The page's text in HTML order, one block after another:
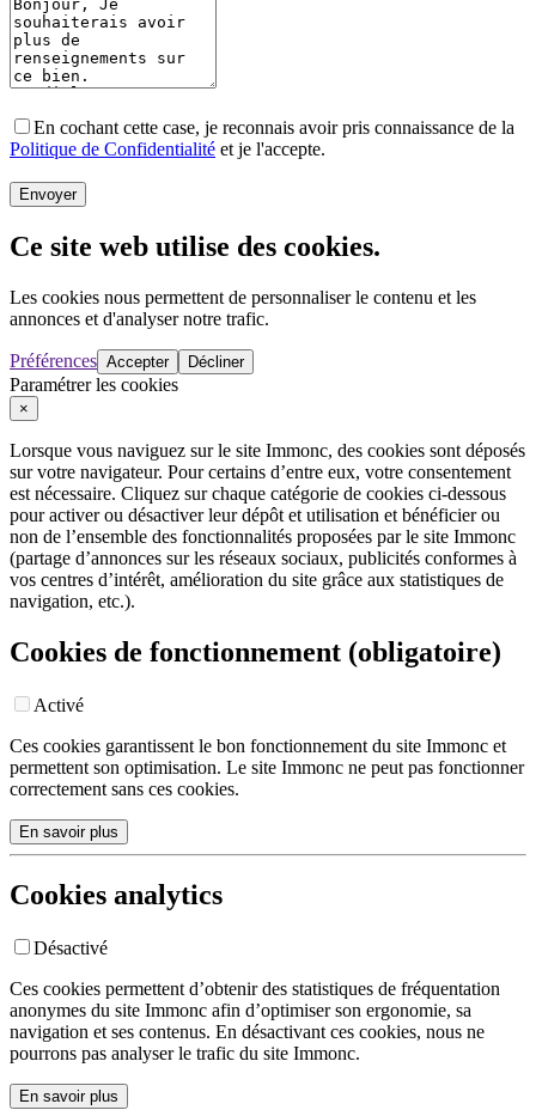
En cochant cette case, je reconnais avoir pris connaissance de la
Politique de Confidentialité et je l'accepte.
Envoyer
Ce site web utilise des cookies.
Les cookies nous permettent de personnaliser le contenu et les
annonces et d'analyser notre trafic.
Préférences Accepter Décliner
Paramétrer les cookies
×
Lorsque vous naviguez sur le site Immonc, des cookies sont déposés
sur votre navigateur. Pour certains d’entre eux, votre consentement
est nécessaire. Cliquez sur chaque catégorie de cookies ci-dessous
pour activer ou désactiver leur dépôt et utilisation et bénéficier ou
non de l’ensemble des fonctionnalités proposées par le site Immonc
(partage d’annonces sur les réseaux sociaux, publicités conformes à
vos centres d’intérêt, amélioration du site grâce aux statistiques de
navigation, etc.).
Cookies de fonctionnement (obligatoire)
Activé
Ces cookies garantissent le bon fonctionnement du site Immonc et
permettent son optimisation. Le site Immonc ne peut pas fonctionner
correctement sans ces cookies.
En savoir plus
Cookies analytics
Désactivé
Ces cookies permettent d’obtenir des statistiques de fréquentation
anonymes du site Immonc afin d’optimiser son ergonomie, sa
navigation et ses contenus. En désactivant ces cookies, nous ne
pourrons pas analyser le trafic du site Immonc.
En savoir plus